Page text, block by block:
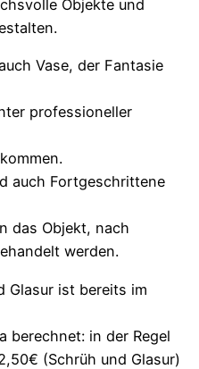
Objekte und
Vase, der Fantasie
professioneller
auch Fortgeschrittene
das Objekt, nach
werden.
Glasur ist bereits im
berechnet: in der Regel
(Schrüh und Glasur)